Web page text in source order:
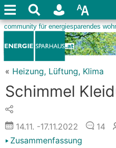
« Heizung, Lüftung, Klima
Schimmel
14.11. -17.11.2022 14
Zusammenfassung